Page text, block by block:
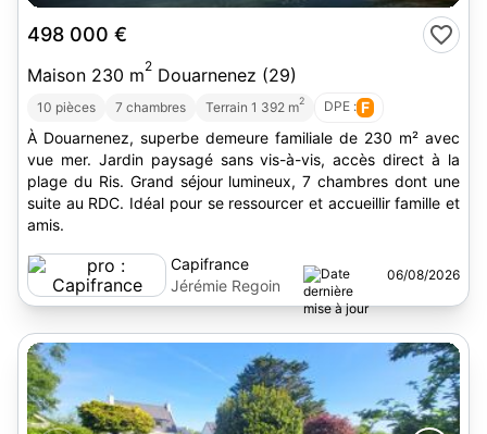
498 000 €
Maison 230 m2 Douarnenez (29)
10 pièces 7 chambres Terrain 1 392 m2 DPE : F
À Douarnenez, superbe demeure familiale de 230 m² avec
vue mer. Jardin paysagé sans vis-à-vis, accès direct à la
plage du Ris. Grand séjour lumineux, 7 chambres dont une
suite au RDC. Idéal pour se ressourcer et accueillir famille et
amis.
Capifrance
Jérémie Regoin
06/08/2026